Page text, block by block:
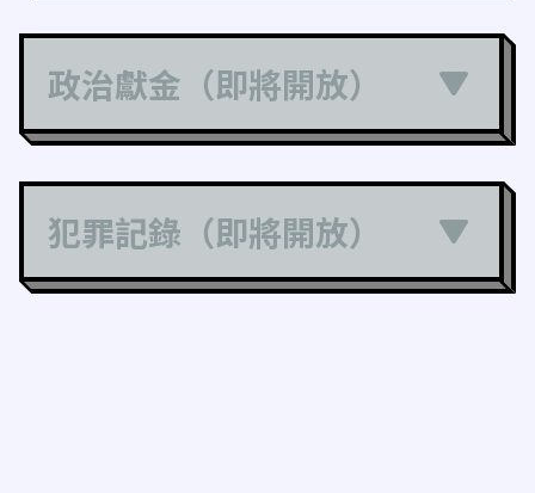
政治獻金（即將開放）
犯罪記錄（即將開放）